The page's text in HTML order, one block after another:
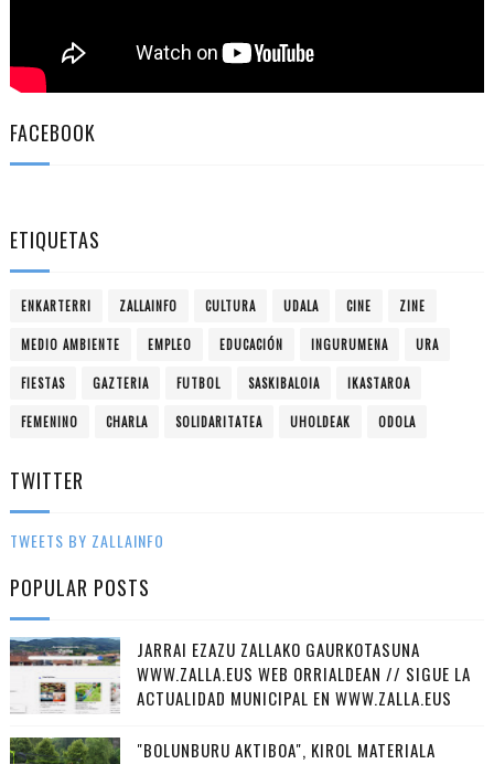
FACEBOOK
ETIQUETAS
ENKARTERRI ZALLAINFO CULTURA UDALA CINE ZINE
MEDIO AMBIENTE EMPLEO EDUCACIÓN INGURUMENA URA
FIESTAS GAZTERIA FUTBOL SASKIBALOIA IKASTAROA
FEMENINO CHARLA SOLIDARITATEA UHOLDEAK ODOLA
TWITTER
TWEETS BY ZALLAINFO
POPULAR POSTS
JARRAI EZAZU ZALLAKO GAURKOTASUNA
WWW.ZALLA.EUS WEB ORRIALDEAN // SIGUE LA
ACTUALIDAD MUNICIPAL EN WWW.ZALLA.EUS
"BOLUNBURU AKTIBOA", KIROL MATERIALA